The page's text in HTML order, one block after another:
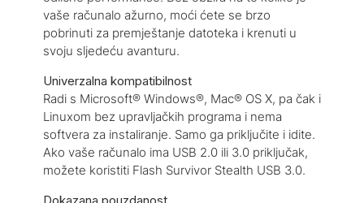
vaše računalo ažurno, moći ćete se brzo
pobrinuti za premještanje datoteka i krenuti u
svoju sljedeću avanturu.
Univerzalna kompatibilnost
Radi s Microsoft® Windows®, Mac® OS X, pa čak i
Linuxom bez upravljačkih programa i nema
softvera za instaliranje. Samo ga priključite i idite.
Ako vaše računalo ima USB 2.0 ili 3.0 priključak,
možete koristiti Flash Survivor Stealth USB 3.0.